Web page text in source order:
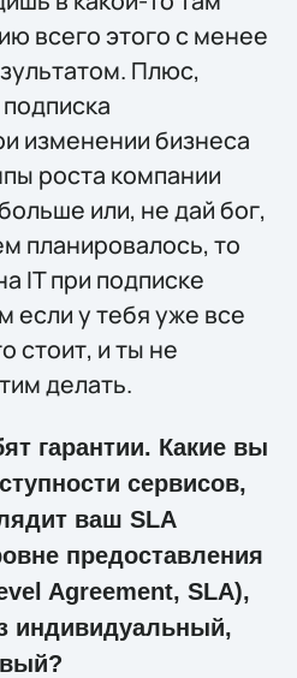
всего этого с менее
Плюс,
изменении бизнеса
роста компании
или, не дай бог,
планировалось, то
IT при подписке
если у тебя уже все
стоит, и ты не
делать.
гарантии. Какие вы
сервисов,
ваш SLA
предоставления
Agreement, SLA),
индивидуальный,